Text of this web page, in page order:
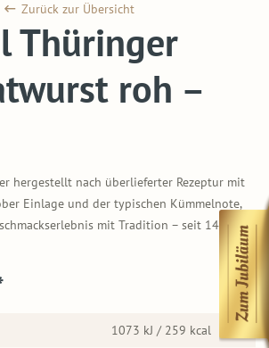
Zurück zur Übersicht
Thüringer
roh –
hergestellt nach überlieferter Rezeptur mit
Einlage und der typischen Kümmelnote,
mit Tradition – seit 1404!
1073 kJ / 259 kcal